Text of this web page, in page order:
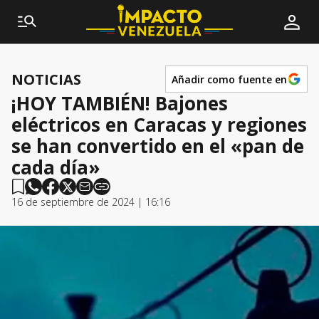
NOTICIAS Añadir como fuente en
¡HOY TAMBIÉN! Bajones
eléctricos en Caracas y regiones
se han convertido en el «pan de
cada día»
16 de septiembre de 2024 | 16:16